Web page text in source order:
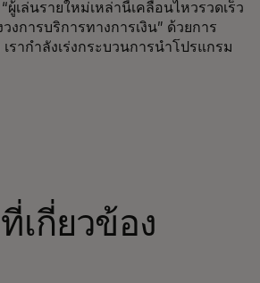
ผู้เล่นรายใหม่เหล่านี้เคลื่อนไหวรวดเร็ว
งการบริการทางการเงิน” ด้วยการ
รากำลังเร่งกระบวนการนำโปรแกรม
เกี่ยวข้อง